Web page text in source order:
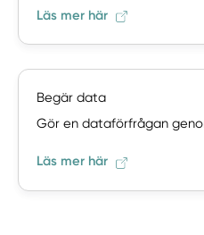
Läs mer här
Begär data
Gör en dataförfrågan
Läs mer här